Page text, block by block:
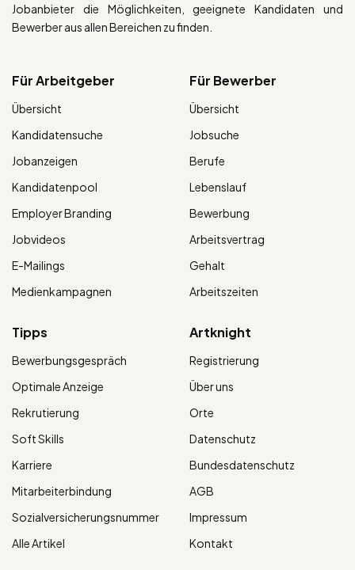
Jobanbieter die Möglichkeiten, geeignete Kandidaten und
Bewerber aus allen Bereichen zu finden.
Für Arbeitgeber
Übersicht
Kandidatensuche
Jobanzeigen
Kandidatenpool
Employer Branding
Jobvideos
E-Mailings
Medienkampagnen
Für Bewerber
Übersicht
Jobsuche
Berufe
Lebenslauf
Bewerbung
Arbeitsvertrag
Gehalt
Arbeitszeiten
Tipps
Bewerbungsgespräch
Optimale Anzeige
Rekrutierung
Soft Skills
Karriere
Mitarbeiterbindung
Sozialversicherungsnummer
Alle Artikel
Artknight
Registrierung
Über uns
Orte
Datenschutz
Bundesdatenschutz
AGB
Impressum
Kontakt